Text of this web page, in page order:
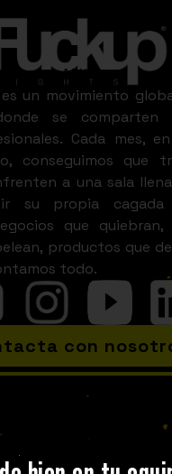
Málaga
un movimiento
se comparten
Cada mes,
conseguimos que
a una sala
su propia cagada
que quiebran,
productos que
todo.
con